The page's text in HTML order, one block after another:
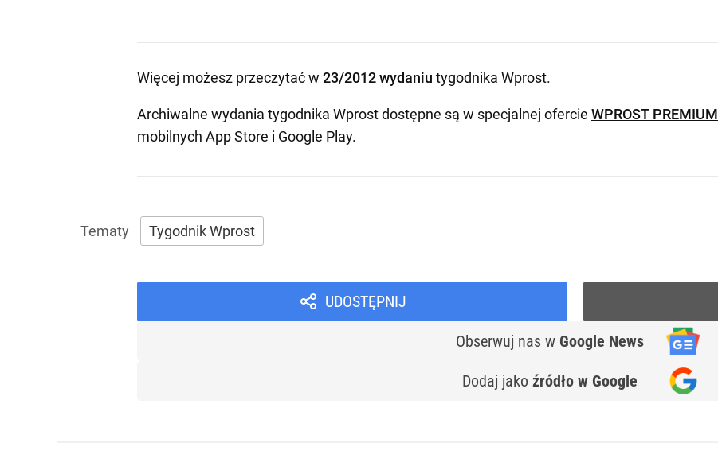
Więcej możesz przeczytać w 23/2012 wydaniu tygodnika Wprost.
Archiwalne wydania tygodnika Wprost dostępne są w specjalnej ofercie WPROST PREMIUM
mobilnych App Store i Google Play.
Tygodnik Wprost
UDOSTĘPNIJ
Obserwuj nas w Google News
Dodaj jako źródło w Google